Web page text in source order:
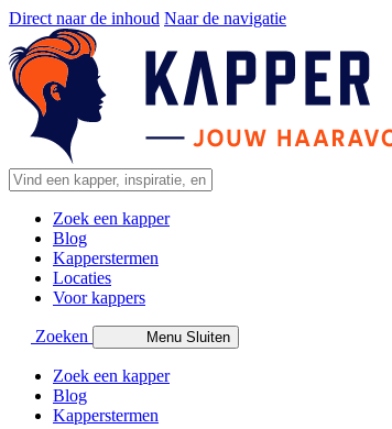
Direct naar de inhoud Naar de navigatie
Zoek een kapper
Blog
Kapperstermen
Locaties
Voor kappers
Zoeken Menu Sluiten
Zoek een kapper
Blog
Kapperstermen